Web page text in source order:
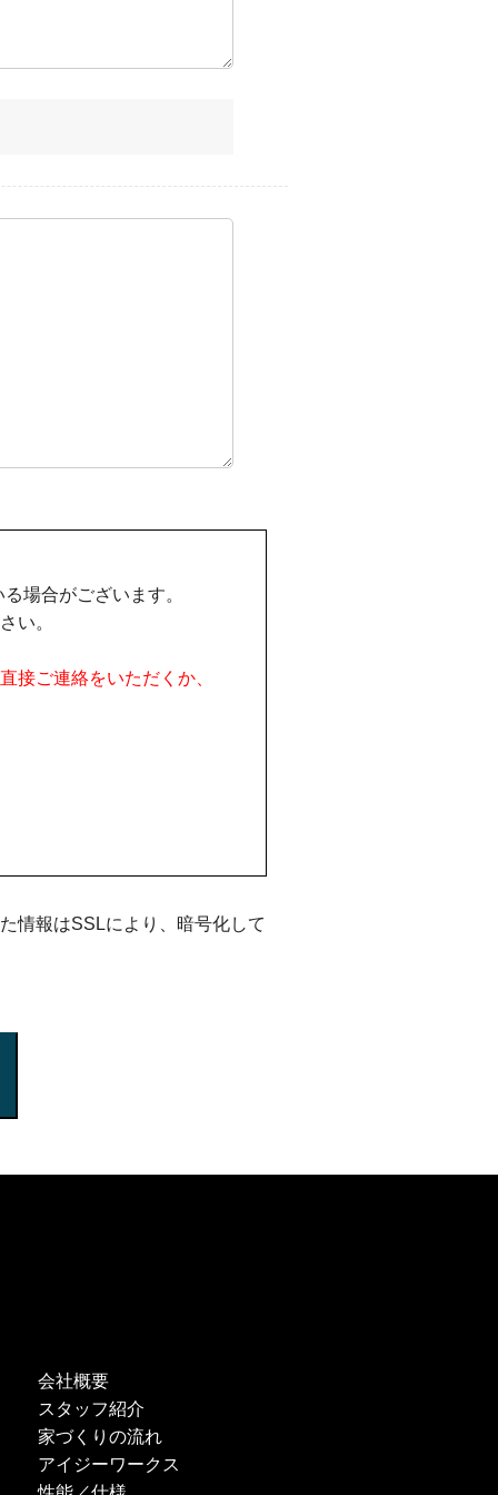
場合がございます。
い。
接ご連絡をいただくか、
情報はSSLにより、暗号化して
会社概要
スタッフ紹介
家づくりの流れ
アイジーワークス